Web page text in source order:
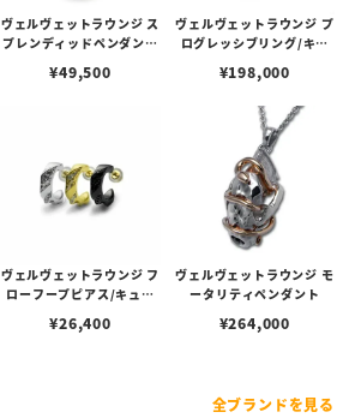
ヴェルヴェットラウンジ ス
プレンディッドペンダント
¥49,500
ヴェルヴェットラウンジ プ
ログレッシブリング/キュ
ック） -#25
¥198,000
ヴェルヴェットラウンジ フ
ローフープピアス/キュー
¥26,400
ヴェルヴェットラウンジ モ
ータリティペンダント
¥264,000
全ブランドを見る